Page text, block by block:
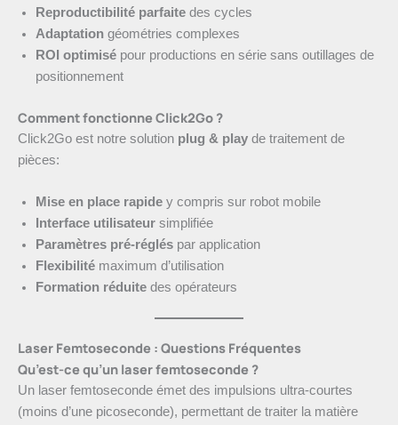
Reproductibilité parfaite des cycles
Adaptation géométries complexes
ROI optimisé pour productions en série sans outillages de
positionnement
Comment fonctionne Click2Go ?
Click2Go est notre solution plug & play de traitement de
pièces:
Mise en place rapide y compris sur robot mobile
Interface utilisateur simplifiée
Paramètres pré-réglés par application
Flexibilité maximum d’utilisation
Formation réduite des opérateurs
Laser Femtoseconde : Questions Fréquentes
Qu’est-ce qu’un laser femtoseconde ?
Un laser femtoseconde émet des impulsions ultra-courtes
(moins d’une picoseconde), permettant de traiter la matière